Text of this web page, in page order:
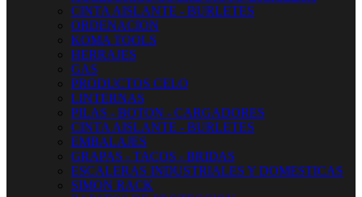
CINTA AISLANTE - BURLETES
ORDENACION
KOMA TOOLS
HERRAJES
GAS
PRODUCTOS CELO
LINTERNAS
PILAS - BOTON - CARGADORES
CINTA AISLANTE - BURLETES
EMBALAJES
GRAPAS - TACOS - BRIDAS
ESCALERAS INDUSTRIALES Y DOMESTICAS
SIMON RACK